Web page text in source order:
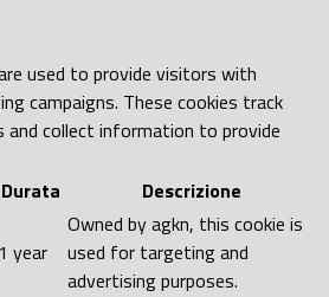
used to provide visitors with
campaigns. These cookies track
collect information to provide
Durata Descrizione
1 year
Owned by agkn, this cookie is
used for targeting and
advertising purposes.